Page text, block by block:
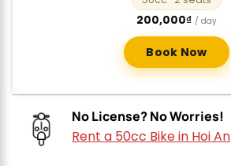
200,000₫ / day
Book Now
No License? No Worries!
Rent a 50cc Bike in Hoi An